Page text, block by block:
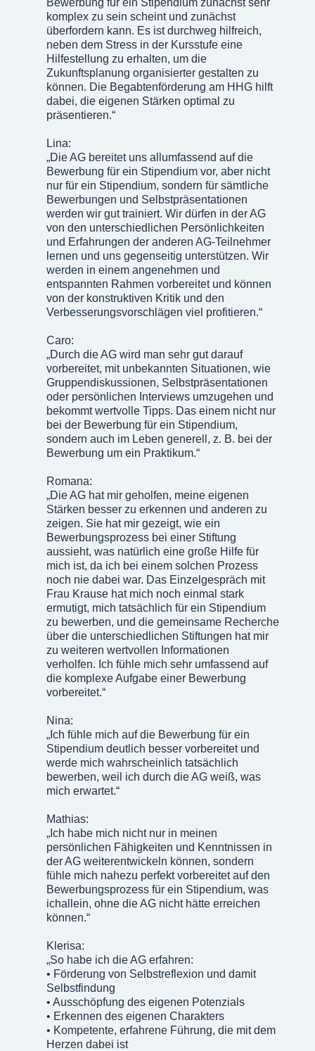
komplex zu sein scheint und zunächst
überfordern kann. Es ist durchweg hilfreich,
neben dem Stress in der Kursstufe eine
Hilfestellung zu erhalten, um die
Zukunftsplanung organisierter gestalten zu
können. Die Begabtenförderung am HHG hilft
dabei, die eigenen Stärken optimal zu
präsentieren.“
Lina:
„Die AG bereitet uns allumfassend auf die
Bewerbung für ein Stipendium vor, aber nicht
nur für ein Stipendium, sondern für sämtliche
Bewerbungen und Selbstpräsentationen
werden wir gut trainiert. Wir dürfen in der AG
von den unterschiedlichen Persönlichkeiten
und Erfahrungen der anderen AG-Teilnehmer
lernen und uns gegenseitig unterstützen. Wir
werden in einem angenehmen und
entspannten Rahmen vorbereitet und können
von der konstruktiven Kritik und den
Verbesserungsvorschlägen viel profitieren.“
Caro:
„Durch die AG wird man sehr gut darauf
vorbereitet, mit unbekannten Situationen, wie
Gruppendiskussionen, Selbstpräsentationen
oder persönlichen Interviews umzugehen und
bekommt wertvolle Tipps. Das einem nicht nur
bei der Bewerbung für ein Stipendium,
sondern auch im Leben generell, z. B. bei der
Bewerbung um ein Praktikum.“
Romana:
„Die AG hat mir geholfen, meine eigenen
Stärken besser zu erkennen und anderen zu
zeigen. Sie hat mir gezeigt, wie ein
Bewerbungsprozess bei einer Stiftung
aussieht, was natürlich eine große Hilfe für
mich ist, da ich bei einem solchen Prozess
noch nie dabei war. Das Einzelgespräch mit
Frau Krause hat mich noch einmal stark
ermutigt, mich tatsächlich für ein Stipendium
zu bewerben, und die gemeinsame Recherche
über die unterschiedlichen Stiftungen hat mir
zu weiteren wertvollen Informationen
verholfen. Ich fühle mich sehr umfassend auf
die komplexe Aufgabe einer Bewerbung
vorbereitet.“
Nina:
„Ich fühle mich auf die Bewerbung für ein
Stipendium deutlich besser vorbereitet und
werde mich wahrscheinlich tatsächlich
bewerben, weil ich durch die AG weiß, was
mich erwartet.“
Mathias:
„Ich habe mich nicht nur in meinen
persönlichen Fähigkeiten und Kenntnissen in
der AG weiterentwickeln können, sondern
fühle mich nahezu perfekt vorbereitet auf den
Bewerbungsprozess für ein Stipendium, was
ichallein, ohne die AG nicht hätte erreichen
können.“
Klerisa:
„So habe ich die AG erfahren:
• Förderung von Selbstreflexion und damit
Selbstfindung
• Ausschöpfung des eigenen Potenzials
• Erkennen des eigenen Charakters
• Kompetente, erfahrene Führung, die mit dem
Herzen dabei ist